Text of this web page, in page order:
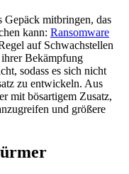
Gepäck mitbringen, das
kann: Ransomware
auf Schwachstellen
ihrer Bekämpfung
sodass es sich nicht
zu entwickeln. Aus
mit bösartigem Zusatz,
und größere